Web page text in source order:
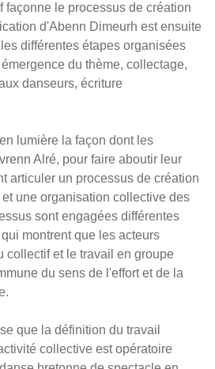
façonne le processus de création
d'Abenn Dimeurh est ensuite
différentes étapes organisées
du thème, collectage,
danseurs, écriture
lumière la façon dont les
Alré, pour faire aboutir leur
articuler un processus de création
une organisation collective des
sont engagées différentes
montrent que les acteurs
collectif et le travail en groupe
du sens de l'effort et de la
que la définition du travail
collective est opératoire